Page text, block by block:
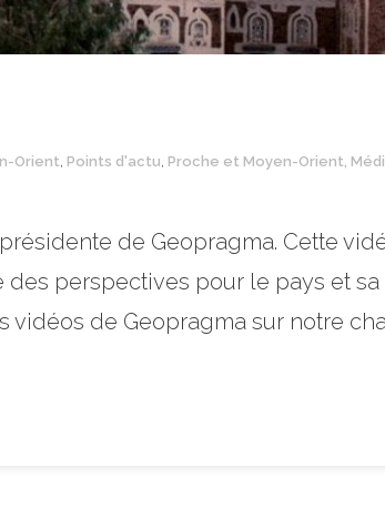
Orient Points d'actu Proche et Moyen-Orient,
de Geopragma. Cette
perspectives pour le pays et sa
vidéos de Geopragma sur notre